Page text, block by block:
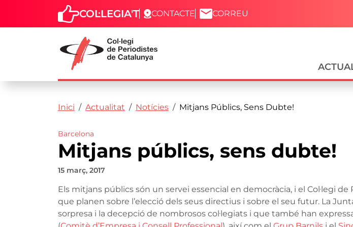
Vés al contingut
Capçalera
COL·LEGIA'T CONTACTE CORREU
Fil d'ariadna
Inici Actualitat Notícies Mitjans Públics, Sens Dubte!
Barcelona
Mitjans públics, sens dubte!
15 març, 2017
Els mitjans públics són un servei essencial en democràcia, i el Col·legi
que planen sobre l’elecció dels seus directius i sobre el seu futur. La
sorpresa i la decepció de nombrosos col·legiats i que també han